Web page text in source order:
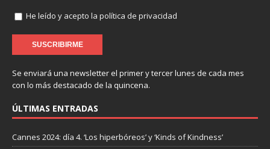
He leído y acepto la política de privacidad
Se enviará una newsletter el primer y tercer lunes de cada mes
con lo más destacado de la quincena.
ÚLTIMAS ENTRADAS
Cannes 2024: día 4. ‘Los hiperbóreos’ y ‘Kinds of Kindness’